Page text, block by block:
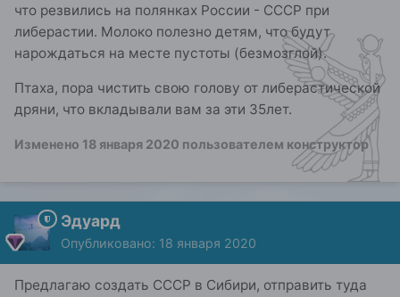
что резвились на полянках России - СССР при
либерастии. Молоко полезно детям, что будут
нарождаться на месте пустоты (безмозглой).
Птаха, пора чистить свою голову от либерастической
дряни, что вкладывали вам за эти 35лет.
Изменено 18 января 2020 пользователем конструктор
Эдуард
Опубликовано: 18 января 2020
Предлагаю создать СССР в Сибири, отправить туда